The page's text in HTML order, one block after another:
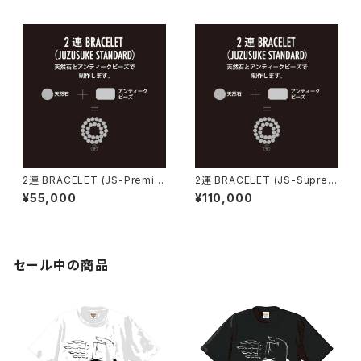
2連 BRACELET (JS-Premiu
m)
¥55,000
2連 BRACELET (JS-Suprem
e)
¥110,000
セール中の商品